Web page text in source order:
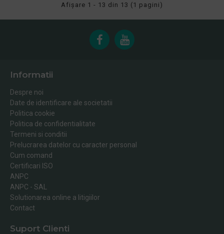
Afişare 1 - 13 din 13 (1 pagini)
Informatii
Despre noi
Date de identificare ale societatii
Politica cookie
Politica de confidentialitate
Termeni si conditii
Prelucrarea datelor cu caracter personal
Cum comand
Certificari ISO
ANPC
ANPC - SAL
Solutionarea online a litigiilor
Contact
Suport Clienti